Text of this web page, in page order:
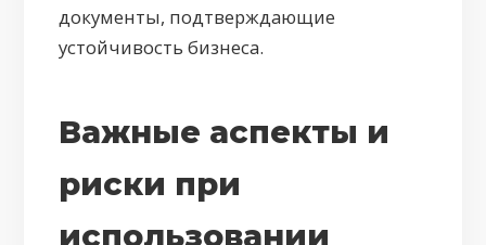
документы, подтверждающие
устойчивость бизнеса.
Важные аспекты и
риски при
использовании